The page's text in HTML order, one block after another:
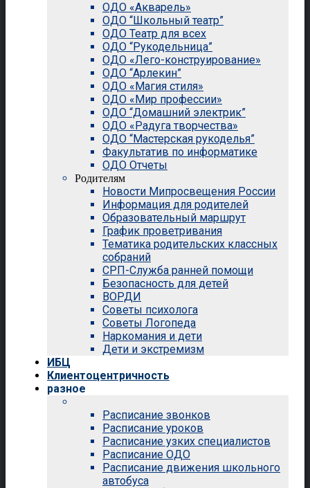
ОДО «Акварель»
ОДО “Школьный театр”
ОДО Театр для всех
ОДО “Рукодельница”
ОДО «Лего-конструирование»
ОДО “Арлекин”
ОДО «Магия стиля»
ОДО «Мир профессии»
ОДО “Домашний электрик”
ОДО «Радуга творчества»
ОДО “Мастерская рукоделья”
Факультатив по информатике
ОДО Отчеты
Родителям
Новости Мипросвещения России
Информация для родителей
Образовательный маршрут
График проветривания
Тематика родительских классных
собраний
СРП-Служба ранней помощи
Безопасность для детей
ВОРДИ
Советы психолога
Советы Логопеда
Наркомания и дети
Дети и экстремизм
ИБЦ
Клиентоцентричность
разное
Расписание звонков
Расписание уроков
Расписание узких специалистов
Расписание ОДО
Расписание движения школьного
автобуса